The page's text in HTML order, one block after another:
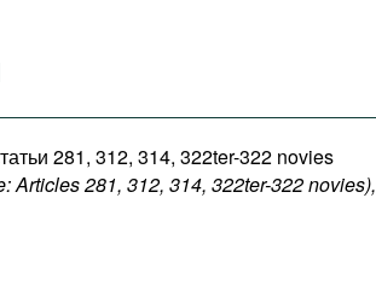
281, 312, 314, 322ter-322 novies
Articles 281, 312, 314, 322ter-322 novies),